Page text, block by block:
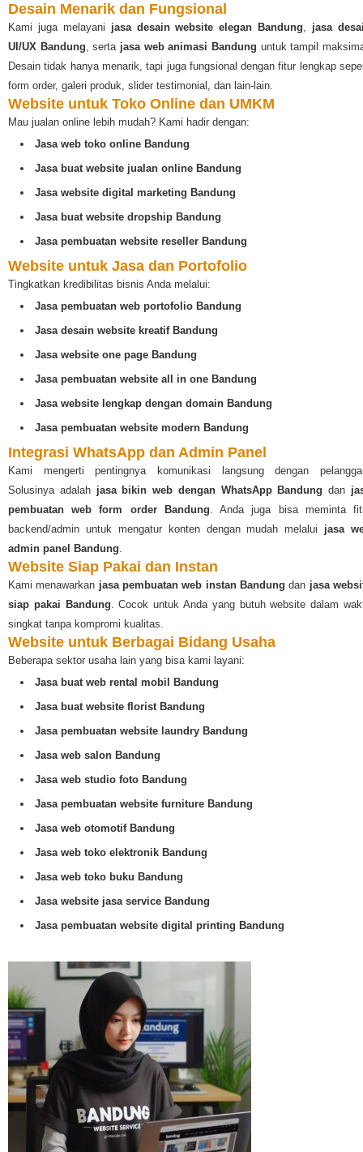
Desain Menarik dan Fungsional
Kami juga melayani jasa desain website elegan Bandung, jasa
UI/UX Bandung, serta jasa web animasi Bandung untuk tampil
Desain tidak hanya menarik, tapi juga fungsional dengan fitur lengkap
form order, galeri produk, slider testimonial, dan lain-lain.
Website untuk Toko Online dan UMKM
Mau jualan online lebih mudah? Kami hadir dengan:
Jasa web toko online Bandung
Jasa buat website jualan online Bandung
Jasa website digital marketing Bandung
Jasa buat website dropship Bandung
Jasa pembuatan website reseller Bandung
Website untuk Jasa dan Portofolio
Tingkatkan kredibilitas bisnis Anda melalui:
Jasa pembuatan web portofolio Bandung
Jasa desain website kreatif Bandung
Jasa website one page Bandung
Jasa pembuatan website all in one Bandung
Jasa website lengkap dengan domain Bandung
Jasa pembuatan website modern Bandung
Integrasi WhatsApp dan Admin Panel
Kami mengerti pentingnya komunikasi langsung dengan
Solusinya adalah jasa bikin web dengan WhatsApp Bandung dan
pembuatan web form order Bandung. Anda juga bisa meminta
backend/admin untuk mengatur konten dengan mudah melalui jasa
admin panel Bandung.
Website Siap Pakai dan Instan
Kami menawarkan jasa pembuatan web instan Bandung dan jasa
siap pakai Bandung. Cocok untuk Anda yang butuh website dalam
singkat tanpa kompromi kualitas.
Website untuk Berbagai Bidang Usaha
Beberapa sektor usaha lain yang bisa kami layani:
Jasa buat web rental mobil Bandung
Jasa buat website florist Bandung
Jasa pembuatan website laundry Bandung
Jasa web salon Bandung
Jasa web studio foto Bandung
Jasa pembuatan website furniture Bandung
Jasa web otomotif Bandung
Jasa web toko elektronik Bandung
Jasa web toko buku Bandung
Jasa website jasa service Bandung
Jasa pembuatan website digital printing Bandung